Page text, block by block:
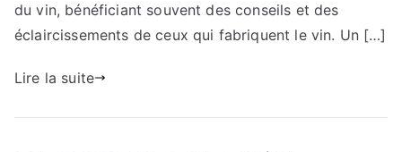
parcours
fascinant
du vin, bénéficiant souvent des conseils et des
éclaircissements de ceux qui fabriquent le vin. Un […]
Lire la suite